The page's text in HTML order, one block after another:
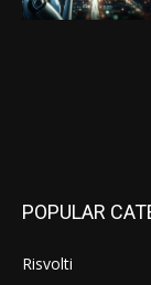
POPULAR
Risvolti